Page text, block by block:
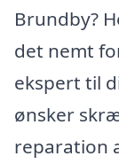
Brundby?
det nemt
ekspert til
ønsker
reparation